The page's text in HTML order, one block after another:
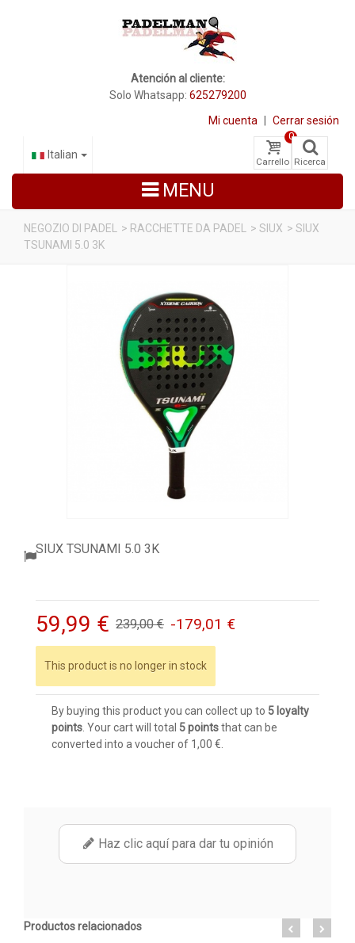
Atención al cliente:
Solo Whatsapp: 625279200
Mi cuenta Cerrar sesión
Carrello
0
Ricerca
Italian
MENU
NEGOZIO DI PADEL > RACCHETTE DA PADEL > SIUX > SIUX
TSUNAMI 5.0 3K
SIUX TSUNAMI 5.0 3K
59,99 € 239,00 € -179,01 €
This product is no longer in stock
By buying this product you can collect up to 5 loyalty
points . Your cart will total 5pointsthat can be
converted into a voucher of 1,00 €
Haz clic aquí para dar tu opinión
Productos relacionados